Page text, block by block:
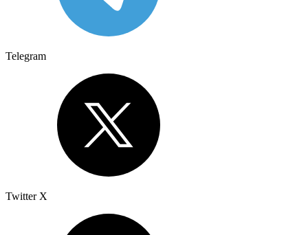
Telegram
Twitter X